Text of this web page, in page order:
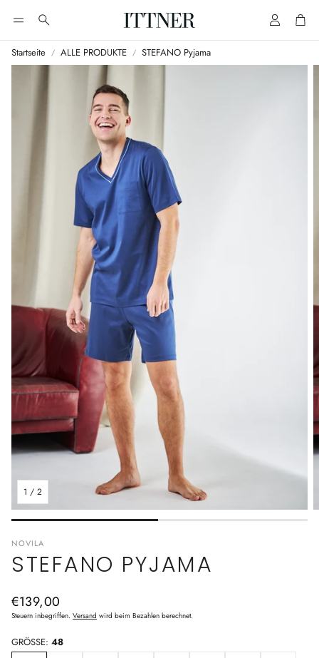
Suche AccountCart
Startseite ALLE PRODUKTE STEFANO Pyjama
1 / 2
NOVILA
STEFANO PYJAMA
Normaler
Preis
€139,00
Steuern inbegriffen. Versand wird beim Bezahlen berechnet.
GRÖSSE: 48